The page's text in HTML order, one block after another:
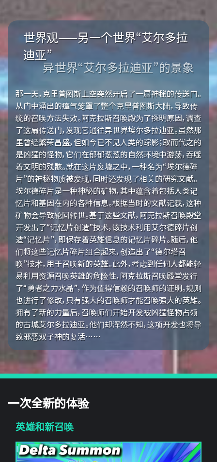
世界观——另一个世界“艾尔多拉
迪亚”
异世界“艾尔多拉迪亚”的景象
那一天，克里普图斯上空突然开启了一扇神秘的传送门。
从门中涌出的瘴气笼罩了整个克里普图斯大陆，导致传
统的召唤方法失效。阿克拉斯召唤殿为了探明原因，调查
了这扇传送门，发现它通往异世界埃尔多拉迪亚。虽然那
里曾经繁荣昌盛，但如今已不见人类的踪影；取而代之的
是凶猛的怪物，它们在郁郁葱葱的自然环境中游荡，吞噬
着文明的残骸。就在这片废墟之中，一种名为“埃尔德碎
片”的神秘物质被发现，同时还发现了相关的研究文献。
埃尔德碎片是一种神秘的矿物，其中蕴含着包括人类记
忆片和基因在内的各种信息。根据当时的文献记载，这种
矿物会导致轮回转世。基于这些文献，阿克拉斯召唤殿堂
开发出了“记忆片创造”技术，该技术利用艾尔德碎片创
造“记忆片”，即保存着英雄信息的记忆片碎片。随后，他
们将这些记忆片碎片组合起来，创造出了“德尔塔召
唤”技术，用于召唤新的英雄。此外，考虑到任何人都能轻
易利用资源召唤英雄的危险性，阿克拉斯召唤殿堂发行
了“勇者之力水晶”，作为值得信赖的召唤师的证明。规则
也进行了修改，只有强大的召唤师才能召唤强大的英雄。
拥有了新的力量后，召唤师们开始开发被凶猛怪物占领
的古城艾尔多拉迪亚。他们却浑然不知，这项开发也将导
致邪恶双子神的复活……
一次全新的体验
英雄和新召唤